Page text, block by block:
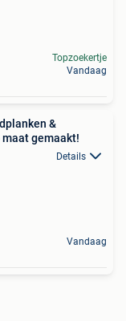
Topzoekertje
Vandaag
&
gemaakt!
Details
Vandaag